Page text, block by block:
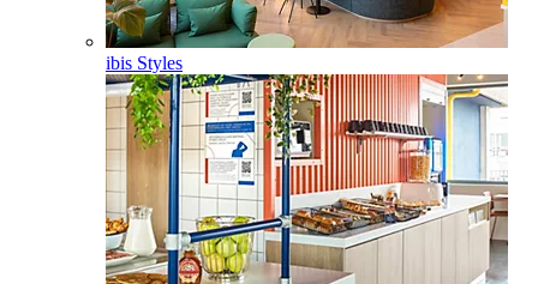
ibis Styles